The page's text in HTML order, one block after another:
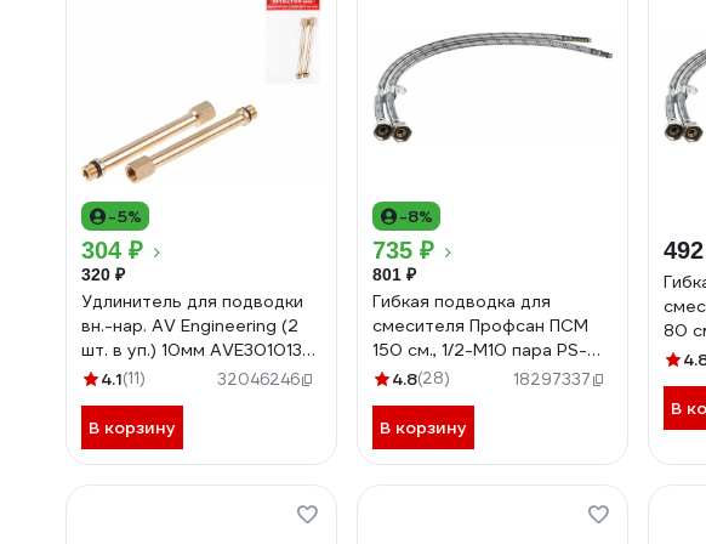
-5%
304 ₽
320 ₽
Удлинитель для подводки
вн.-нар. AV Engineering (2
шт. в уп.) 10мм AVE301013-1
ЦГ-0247012290
4.1(11) 32046246
В корзину
-8%
735 ₽
801 ₽
Гибкая подводка для
смесителя Профсан ПСМ
150 см., 1/2-М10 пара PS-
FMF150
4.8(28) 18297337
В корзину
80
В